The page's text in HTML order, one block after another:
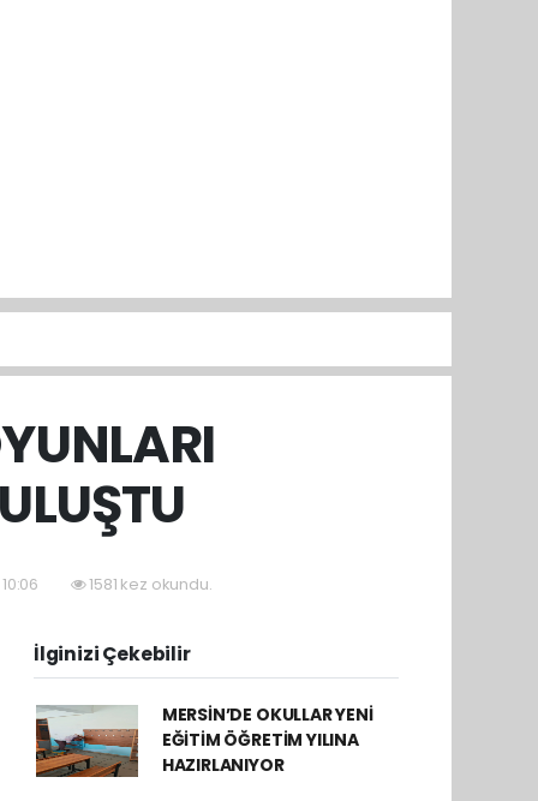
1581 kez okundu.
İlginizi Çekebilir
MERSİN’DE OKULLAR YENİ
EĞİTİM ÖĞRETİM YILINA
HAZIRLANIYOR